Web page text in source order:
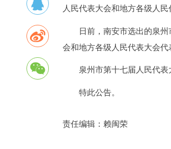
人民代表大会和地方各级人
日前，南安市选出的泉
会和地方各级人民代表大会代
泉州市第十七届人民代表
特此公告。
责任编辑： 赖闽荣